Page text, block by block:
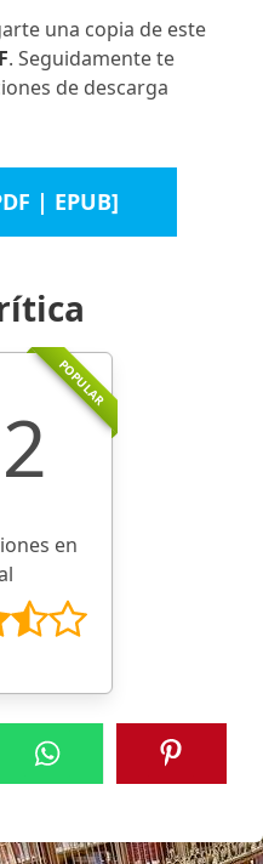
una copia de este
. Seguidamente te
de descarga
| EPUB]
POPULAR
en